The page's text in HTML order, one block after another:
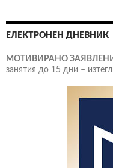
ЕЛЕКТРОНЕН ДНЕВНИК
МОТИВИРАНО ЗАЯВЛЕНИЕ
занятия до 15 дни –